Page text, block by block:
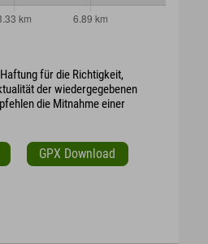
für die Richtigkeit,
der wiedergegebenen
die Mitnahme einer
GPX Download